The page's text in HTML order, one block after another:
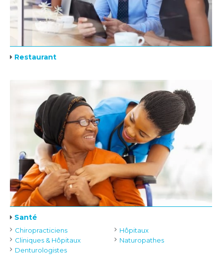
Restaurant
Santé
Chiropracticiens
Cliniques & Hôpitaux
Denturologistes
Hôpitaux
Naturopathes